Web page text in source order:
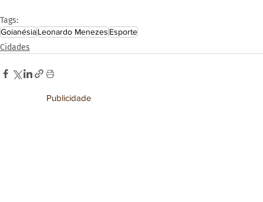
Tags:
GoianésiaLeonardo Menezes Esporte
Cidades
Publicidade